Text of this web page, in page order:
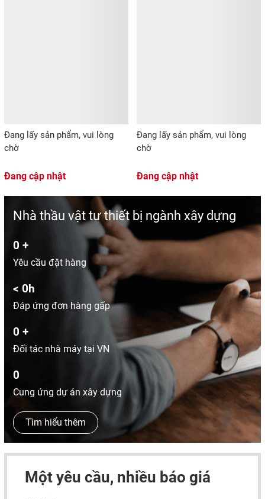
Đang lấy sản phẩm, vui lòng
chờ
Đang cập nhật
Đang lấy sản phẩm, vui lòng
chờ
Đang cập nhật
Nhà thầu vật tư thiết bị ngành xây dựng
0 +
Yêu cầu đặt hàng
< 0h
Đáp ứng đơn hàng gấp
0 +
Đối tác nhà máy tại VN
0
Cung ứng dự án xây dựng
Tìm hiểu thêm
Một yêu cầu, nhiều báo giá